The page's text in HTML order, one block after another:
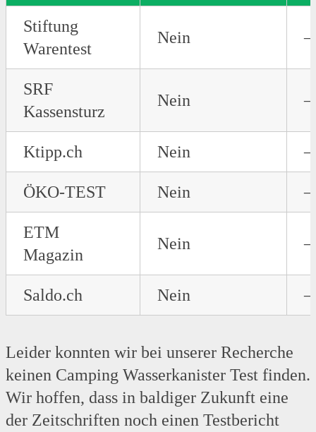
Stiftung
Warentest
Nein –
SRF
Kassensturz
Nein –
Ktipp.ch Nein –
ÖKO-TEST Nein –
ETM
Magazin
Nein –
Saldo.ch Nein –
Leider konnten wir bei unserer Recherche
keinen Camping Wasserkanister Test finden.
Wir hoffen, dass in baldiger Zukunft eine
der Zeitschriften noch einen Testbericht